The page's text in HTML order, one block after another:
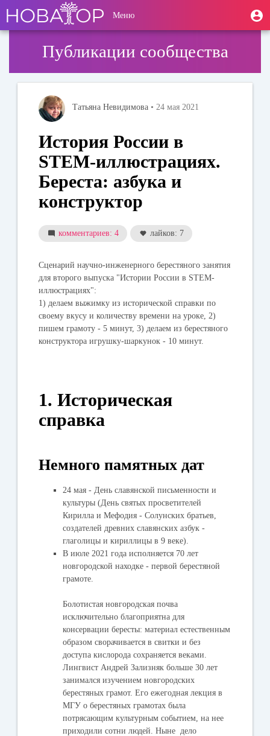
основному
содержанию
User
account
Меню
Публикации сообщества
Татьяна Невидимова • 24 мая 2021
История России в
STEM-иллюстрациях.
Береста: азбука и
конструктор
комментариев: 4 лайков: 7
Сценарий научно-инженерного берестяного занятия
для второго выпуска "Истории России в STEM-
иллюстрациях":
1) делаем выжимку из исторической справки по
своему вкусу и количеству времени на уроке, 2)
пишем грамоту - 5 минут, 3) делаем из берестяного
конструктора игрушку-шаркунок - 10 минут.
1. Историческая
справка
Немного памятных дат
24 мая - День славянской письменности и
культуры (День святых просветителей
Кирилла и Мефодия - Солунских братьев,
создателей древних славянских азбук -
глаголицы и кириллицы в 9 веке).
В июле 2021 года исполняется 70 лет
новгородской находке - первой берестяной
грамоте.
Болотистая новгородская почва
исключительно благоприятна для
консервации бересты: материал естественным
образом сворачивается в свитки и без
доступа кислорода сохраняется веками.
Лингвист Андрей Зализняк больше 30 лет
занимался изучением новгородских
берестяных грамот. Его ежегодная лекция в
МГУ о берестяных грамотах была
потрясающим культурным событием, на нее
приходили сотни людей. Ныне дело